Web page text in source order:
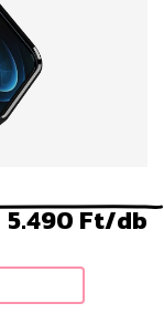
5.490 Ft/db